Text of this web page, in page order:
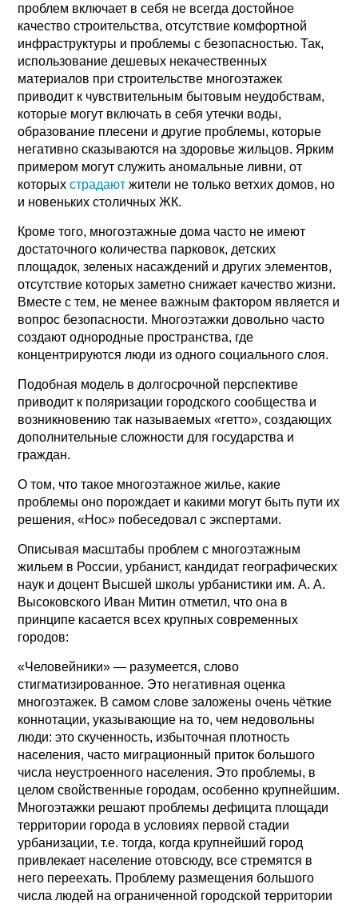
проблем включает в себя не всегда достойное
качество строительства, отсутствие комфортной
инфраструктуры и проблемы с безопасностью. Так,
использование дешевых некачественных
материалов при строительстве многоэтажек
приводит к чувствительным бытовым неудобствам,
которые могут включать в себя утечки воды,
образование плесени и другие проблемы, которые
негативно сказываются на здоровье жильцов. Ярким
примером могут служить аномальные ливни, от
которыхстрадают жители не только ветхих домов, но
и новеньких столичных ЖК.
Кроме того, многоэтажные дома часто не имеют
достаточного количества парковок, детских
площадок, зеленых насаждений и других элементов,
отсутствие которых заметно снижает качество жизни.
Вместе с тем, не менее важным фактором является и
вопрос безопасности. Многоэтажки довольно часто
создают однородные пространства, где
концентрируются люди из одного социального слоя.
Подобная модель в долгосрочной перспективе
приводит к поляризации городского сообщества и
возникновению так называемых «гетто», создающих
дополнительные сложности для государства и
граждан.
О том, что такое многоэтажное жилье, какие
проблемы оно порождает и какими могут быть пути их
решения, «Нос» побеседовал с экспертами.
Описывая масштабы проблем с многоэтажным
жильем в России, урбанист, кандидат географических
наук и доцент Высшей школы урбанистики им. А. А.
Высоковского Иван Митин отметил, что она в
принципе касается всех крупных современных
городов:
«Человейники» — разумеется, слово
стигматизированное. Это негативная оценка
многоэтажек. В самом слове заложены очень чёткие
коннотации, указывающие на то, чем недовольны
люди: это скученность, избыточная плотность
населения, часто миграционный приток большого
числа неустроенного населения. Это проблемы, в
целом свойственные городам, особенно крупнейшим.
Многоэтажки решают проблемы дефицита площади
территории города в условиях первой стадии
урбанизации, т.е. тогда, когда крупнейший город
привлекает население отовсюду, все стремятся в
него переехать. Проблему размещения большого
числа людей на ограниченной городской территории